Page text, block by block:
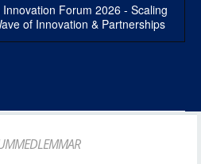
Forum 2026 - Scaling
of Innovation & Partnerships